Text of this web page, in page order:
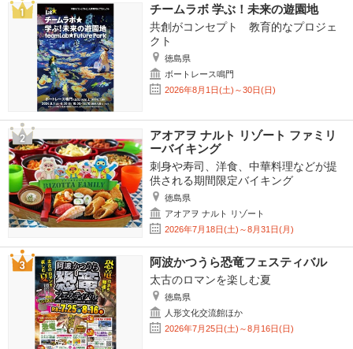
チームラボ 学ぶ！未来の遊園地
共創がコンセプト 教育的なプロジェ
クト
徳島県
ボートレース鳴門
2026年8月1日(土)～30日(日)
アオアヲ ナルト リゾート ファミリ
ーバイキング
刺身や寿司、洋食、中華料理などが提
供される期間限定バイキング
徳島県
アオアヲ ナルト リゾート
2026年7月18日(土)～8月31日(月)
阿波かつうら恐竜フェスティバル
太古のロマンを楽しむ夏
徳島県
人形文化交流館ほか
2026年7月25日(土)～8月16日(日)